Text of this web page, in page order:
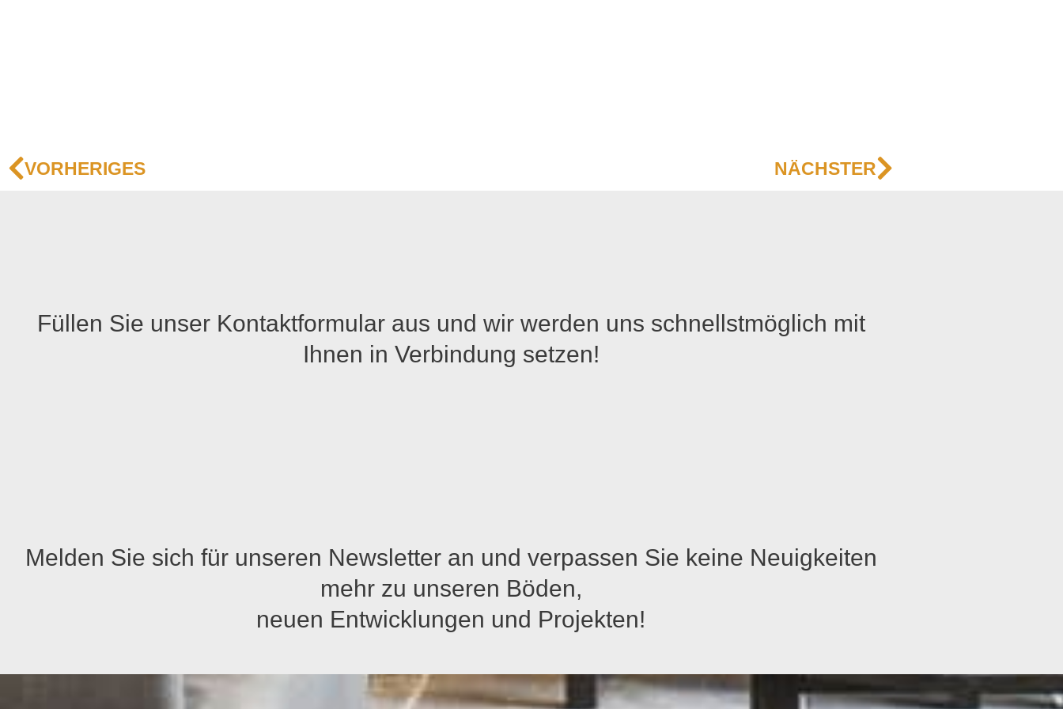
Zurück
VORHERIGES NÄCHSTERNächster
Füllen Sie unser Kontaktformular aus und wir werden uns schnellstmöglich mit
Ihnen in Verbindung setzen!
Melden Sie sich für unseren Newsletter an und verpassen Sie keine Neuigkeiten
mehr zu unseren Böden,
neuen Entwicklungen und Projekten!